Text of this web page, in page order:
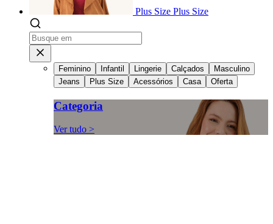
Plus Size Plus Size
Feminino Infantil Lingerie Calçados
Masculino
Jeans
Plus Size Acessórios Casa Oferta
Categoria
Ver tudo >